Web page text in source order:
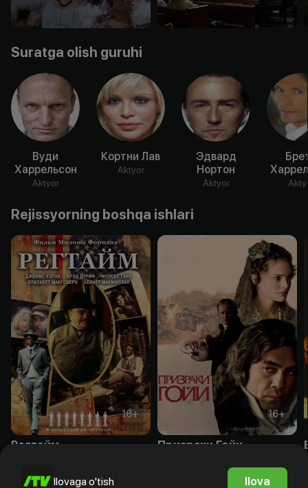
Suratga olish guruhi
Вуди
Харрельсон
Aktyor
Кортни Лав
Aktyor
Эдвард
Нортон
Aktyor
Rejissyorning boshqa ishlari
16+
Регтайм
16+
Призраки Гойи
Ilovaga o'tish Ilova